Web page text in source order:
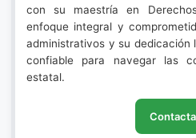
con su maestría en
enfoque integral y
administrativos y su dedicación
confiable para navegar las
estatal.